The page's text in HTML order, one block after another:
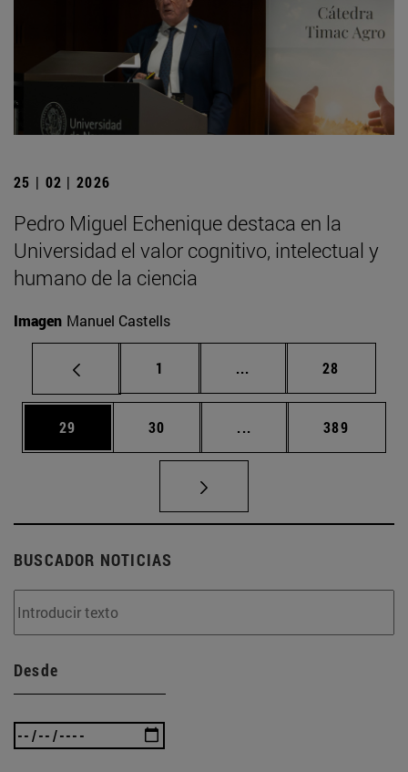
25 | 02 | 2026
Pedro Miguel Echenique destaca en la
Universidad el valor cognitivo, intelectual y
humano de la ciencia
Imagen Manuel Castells
Página
1 ... Páginas intermedias
Página
28
Página
29 Página
30 ... Páginas intermedias
Página
389
BUSCADOR NOTICIAS
Desde